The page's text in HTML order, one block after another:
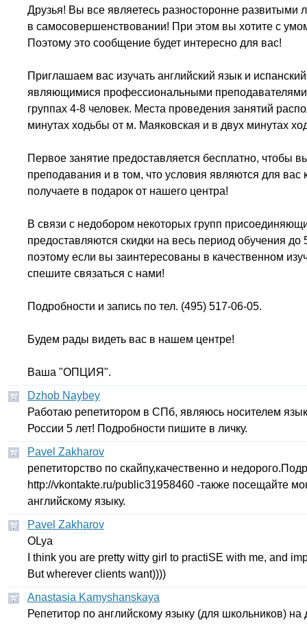
Друзья! Вы все являетесь разносторонне развитыми
в самосовершенствовании! При этом вы хотите с
Поэтому это сообщение будет интересно для вас!
Приглашаем вас изучать английский язык и
являющимися профессиональными
группах 4-8 человек. Места проведения занятий
минутах ходьбы от м. Маяковская и в двух минутах
Первое занятие предоставляется бесплатно, чтобы
преподавания и в том, что условия являются для
получаете в подарок от нашего центра!
В связи с недобором некоторых групп
предоставляются скидки на весь период обучения до
поэтому если вы заинтересованы в качественном
спешите связаться с нами!
Подробности и запись по тел. (495) 517-06-05.
Будем рады видеть вас в нашем центре!
Ваша "ОПЦИЯ".
Dzhob Naybey
Работаю репетитором в СПб, являюсь носителем
России 5 лет! Подробности пишите в личку.
Pavel Zakharov
репетиторство по скайпу,качественно и
http://vkontakte.ru/public31958460 -также посещайте
английскому языку.
Pavel Zakharov
OLya
think you are pretty witty girl to practiSE with me, and
But wherever clients want))))
Anastasia Kamyshanskaya
Репетитор по английскому языку (для школьников)